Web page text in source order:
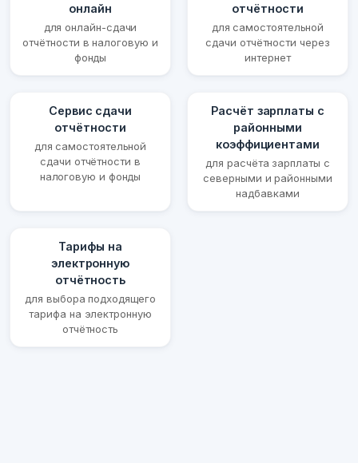
онлайн
для онлайн-сдачи
отчётности в налоговую и
фонды
отчётности
для самостоятельной
сдачи отчётности через
интернет
Сервис сдачи
отчётности
для самостоятельной
сдачи отчётности в
налоговую и фонды
Расчёт зарплаты с
районными
коэффициентами
для расчёта зарплаты с
северными и районными
надбавками
Тарифы на
электронную
отчётность
для выбора подходящего
тарифа на электронную
отчётность